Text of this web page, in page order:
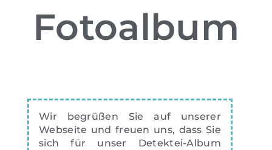
Fotoalbum​
Wir begrüßen Sie auf unserer
Webseite und freuen uns, dass Sie
sich für unser Detektei-Album